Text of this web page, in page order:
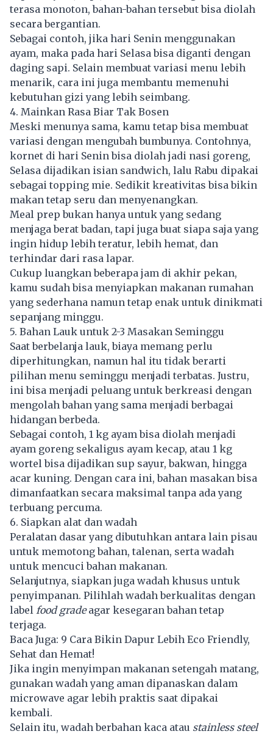
terasa monoton, bahan-bahan tersebut bisa diolah
secara bergantian.
Sebagai contoh, jika hari Senin menggunakan
ayam, maka pada hari Selasa bisa diganti dengan
daging sapi. Selain membuat variasi menu lebih
menarik, cara ini juga membantu memenuhi
kebutuhan gizi yang lebih seimbang.
4. Mainkan Rasa Biar Tak Bosen
Meski menunya sama, kamu tetap bisa membuat
variasi dengan mengubah bumbunya. Contohnya,
kornet di hari Senin bisa diolah jadi nasi goreng,
Selasa dijadikan isian sandwich, lalu Rabu dipakai
sebagai topping mie. Sedikit kreativitas bisa bikin
makan tetap seru dan menyenangkan.
Meal prep bukan hanya untuk yang sedang
menjaga berat badan, tapi juga buat siapa saja yang
ingin hidup lebih teratur, lebih hemat, dan
terhindar dari rasa lapar.
Cukup luangkan beberapa jam di akhir pekan,
kamu sudah bisa menyiapkan makanan rumahan
yang sederhana namun tetap enak untuk dinikmati
sepanjang minggu.
5. Bahan Lauk untuk 2-3 Masakan Seminggu
Saat berbelanja lauk, biaya memang perlu
diperhitungkan, namun hal itu tidak berarti
pilihan menu seminggu menjadi terbatas. Justru,
ini bisa menjadi peluang untuk berkreasi dengan
mengolah bahan yang sama menjadi berbagai
hidangan berbeda.
Sebagai contoh, 1 kg ayam bisa diolah menjadi
ayam goreng sekaligus ayam kecap, atau 1 kg
wortel bisa dijadikan sup sayur, bakwan, hingga
acar kuning. Dengan cara ini, bahan masakan bisa
dimanfaatkan secara maksimal tanpa ada yang
terbuang percuma.
6. Siapkan alat dan wadah
Peralatan dasar yang dibutuhkan antara lain pisau
untuk memotong bahan, talenan, serta wadah
untuk mencuci bahan makanan.
Selanjutnya, siapkan juga wadah khusus untuk
penyimpanan. Pilihlah wadah berkualitas dengan
label food gradeagar kesegaran bahan tetap
terjaga.
Baca Juga: 9 Cara Bikin Dapur Lebih Eco Friendly,
Sehat dan Hemat!
Jika ingin menyimpan makanan setengah matang,
gunakan wadah yang aman dipanaskan dalam
microwave agar lebih praktis saat dipakai
kembali.
Selain itu, wadah berbahan kaca atau stainless steel